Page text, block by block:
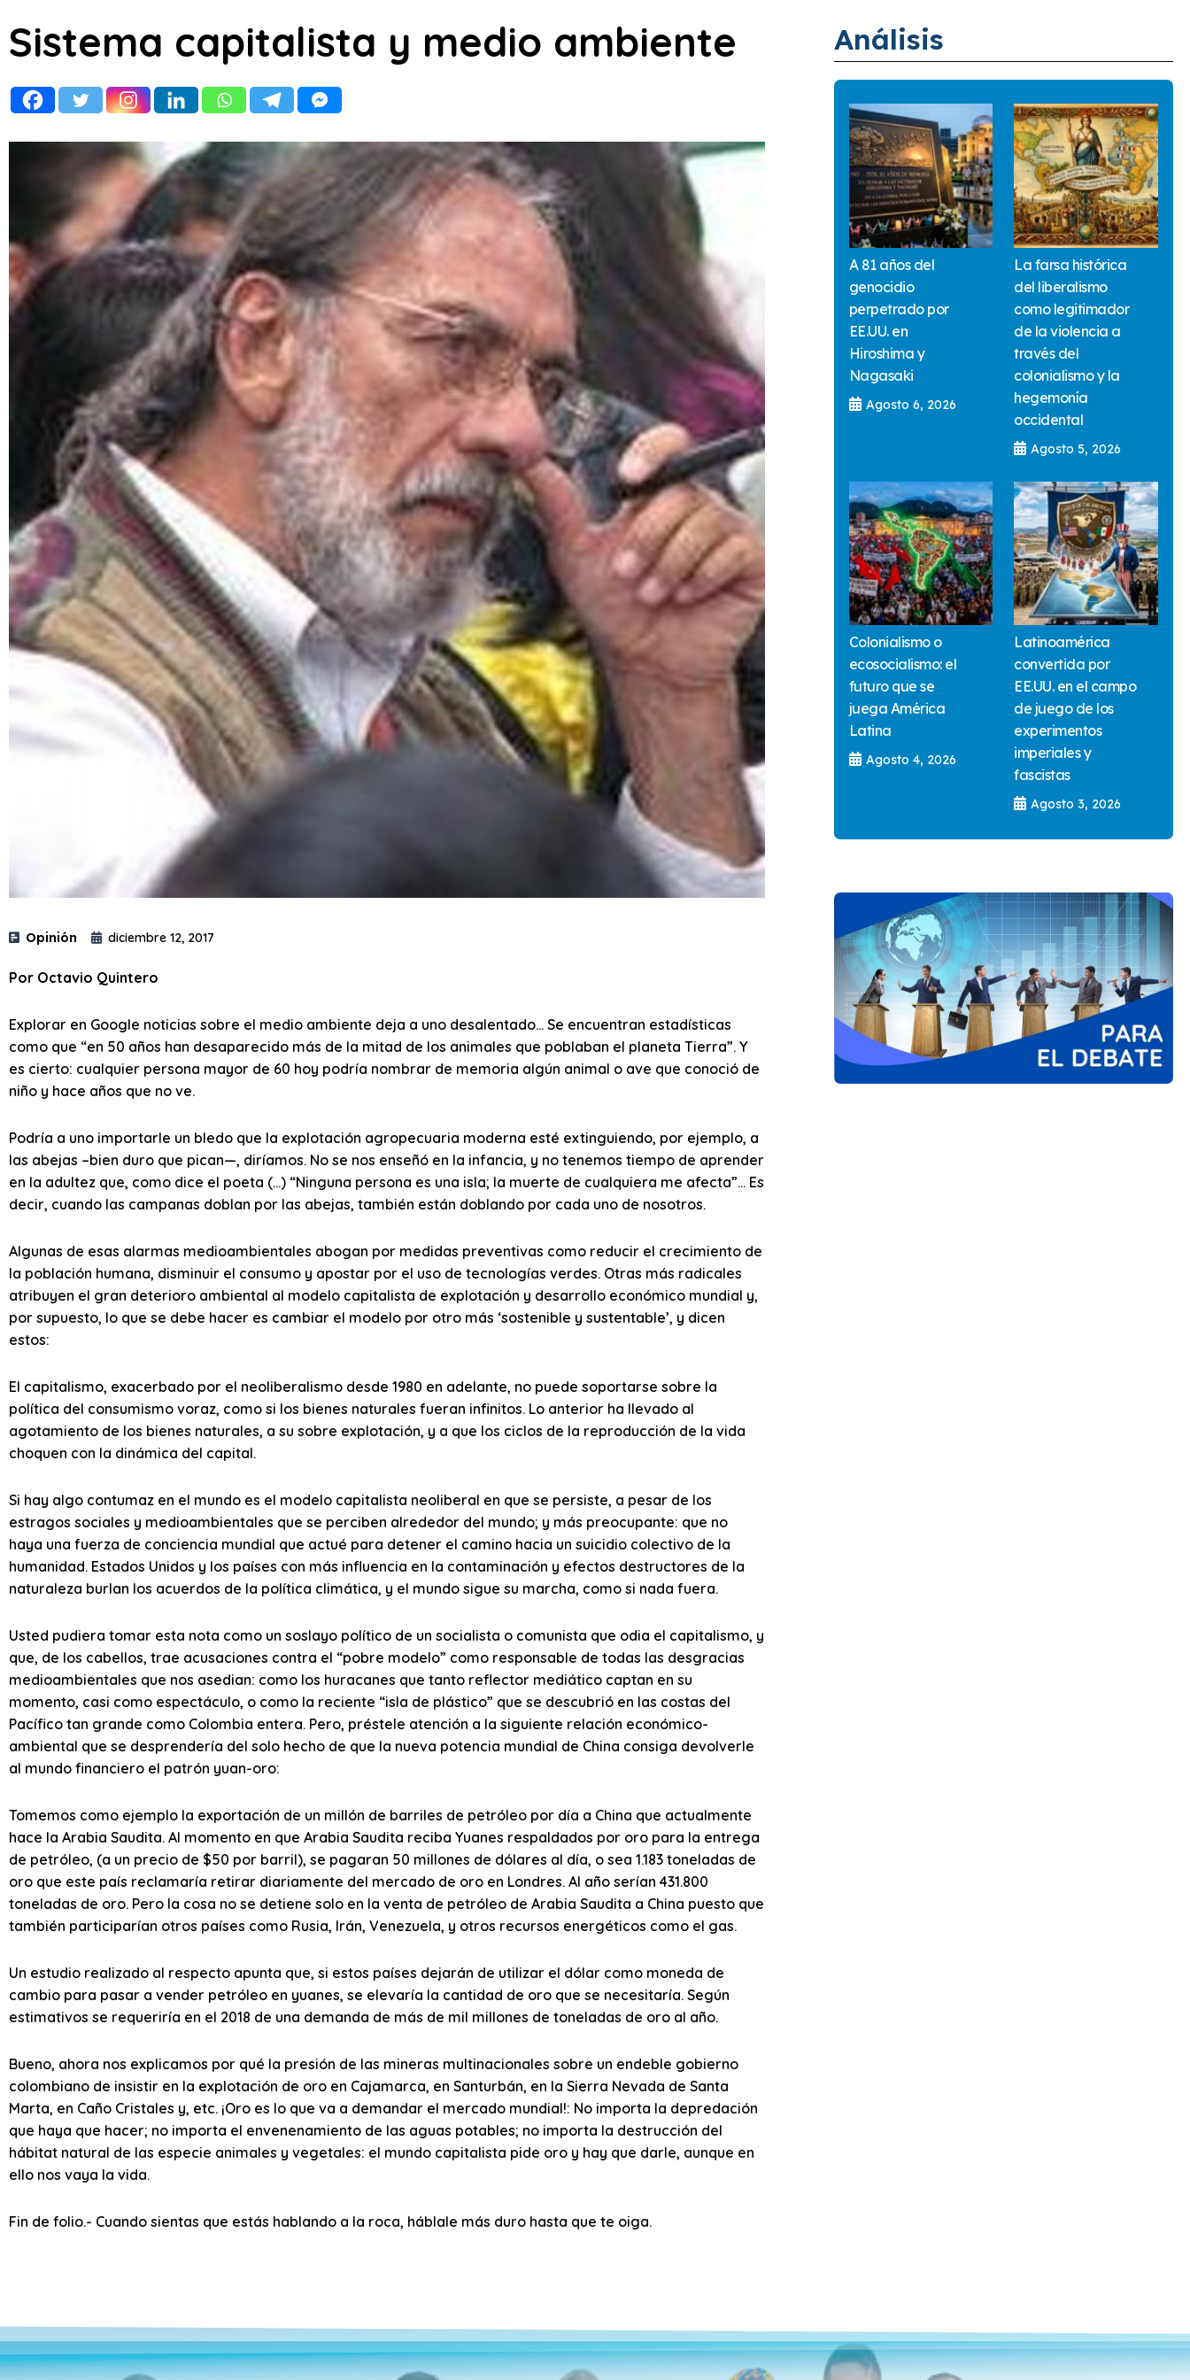
Sistema capitalista y medio ambiente
Opinión diciembre 12, 2017
Por Octavio Quintero
Explorar en Google noticias sobre el medio ambiente deja a uno desalentado… Se encuentran estadísticas
como que “en 50 años han desaparecido más de la mitad de los animales que poblaban el planeta Tierra”. Y
es cierto: cualquier persona mayor de 60 hoy podría nombrar de memoria algún animal o ave que conoció de
niño y hace años que no ve.
Podría a uno importarle un bledo que la explotación agropecuaria moderna esté extinguiendo, por ejemplo, a
las abejas –bien duro que pican—, diríamos. No se nos enseñó en la infancia, y no tenemos tiempo de aprender
en la adultez que, como dice el poeta (…) “Ninguna persona es una isla; la muerte de cualquiera me afecta”… Es
decir, cuando las campanas doblan por las abejas, también están doblando por cada uno de nosotros.
Algunas de esas alarmas medioambientales abogan por medidas preventivas como reducir el crecimiento de
la población humana, disminuir el consumo y apostar por el uso de tecnologías verdes. Otras más radicales
atribuyen el gran deterioro ambiental al modelo capitalista de explotación y desarrollo económico mundial y,
por supuesto, lo que se debe hacer es cambiar el modelo por otro más ‘sostenible y sustentable’, y dicen
estos:
El capitalismo, exacerbado por el neoliberalismo desde 1980 en adelante, no puede soportarse sobre la
política del consumismo voraz, como si los bienes naturales fueran infinitos. Lo anterior ha llevado al
agotamiento de los bienes naturales, a su sobre explotación, y a que los ciclos de la reproducción de la vida
choquen con la dinámica del capital.
Si hay algo contumaz en el mundo es el modelo capitalista neoliberal en que se persiste, a pesar de los
estragos sociales y medioambientales que se perciben alrededor del mundo; y más preocupante: que no
haya una fuerza de conciencia mundial que actué para detener el camino hacia un suicidio colectivo de la
humanidad. Estados Unidos y los países con más influencia en la contaminación y efectos destructores de la
naturaleza burlan los acuerdos de la política climática, y el mundo sigue su marcha, como si nada fuera.
Usted pudiera tomar esta nota como un soslayo político de un socialista o comunista que odia el capitalismo, y
que, de los cabellos, trae acusaciones contra el “pobre modelo” como responsable de todas las desgracias
medioambientales que nos asedian: como los huracanes que tanto reflector mediático captan en su
momento, casi como espectáculo, o como la reciente “isla de plástico” que se descubrió en las costas del
Pacífico tan grande como Colombia entera. Pero, préstele atención a la siguiente relación económico-
ambiental que se desprendería del solo hecho de que la nueva potencia mundial de China consiga devolverle
al mundo financiero el patrón yuan-oro:
Tomemos como ejemplo la exportación de un millón de barriles de petróleo por día a China que actualmente
hace la Arabia Saudita. Al momento en que Arabia Saudita reciba Yuanes respaldados por oro para la entrega
de petróleo, (a un precio de $50 por barril), se pagaran 50 millones de dólares al día, o sea 1.183 toneladas de
oro que este país reclamaría retirar diariamente del mercado de oro en Londres. Al año serían 431.800
toneladas de oro. Pero la cosa no se detiene solo en la venta de petróleo de Arabia Saudita a China puesto que
también participarían otros países como Rusia, Irán, Venezuela, y otros recursos energéticos como el gas.
Un estudio realizado al respecto apunta que, si estos países dejarán de utilizar el dólar como moneda de
cambio para pasar a vender petróleo en yuanes, se elevaría la cantidad de oro que se necesitaría. Según
estimativos se requeriría en el 2018 de una demanda de más de mil millones de toneladas de oro al año.
Bueno, ahora nos explicamos por qué la presión de las mineras multinacionales sobre un endeble gobierno
colombiano de insistir en la explotación de oro en Cajamarca, en Santurbán, en la Sierra Nevada de Santa
Marta, en Caño Cristales y, etc. ¡Oro es lo que va a demandar el mercado mundial!: No importa la depredación
que haya que hacer; no importa el envenenamiento de las aguas potables; no importa la destrucción del
hábitat natural de las especie animales y vegetales: el mundo capitalista pide oro y hay que darle, aunque en
ello nos vaya la vida.
Fin de folio.- Cuando sientas que estás hablando a la roca, háblale más duro hasta que te oiga.
Análisis
A 81 años del
genocidio
perpetrado por
EE.UU. en
Hiroshima y
Nagasaki
Agosto 6, 2026
La farsa histórica
del liberalismo
como legitimador
de la violencia a
través del
colonialismo y la
hegemonía
occidental
Agosto 5, 2026
Colonialismo o
ecosocialismo: el
futuro que se
juega América
Latina
Agosto 4, 2026
Latinoamérica
convertida por
EE.UU. en el campo
de juego de los
experimentos
imperiales y
fascistas
Agosto 3, 2026